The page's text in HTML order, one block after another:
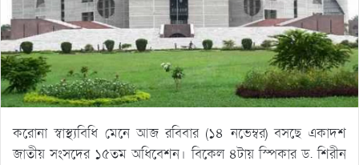
করোনা স্বাস্থ্যবিধি মেনে আজ রবিবার (১৪ নভেম্বর) বসছে একাদশ
জাতীয় সংসদের ১৫তম অধিবেশন। বিকেল ৪টায় স্পিকার ড. শিরীন